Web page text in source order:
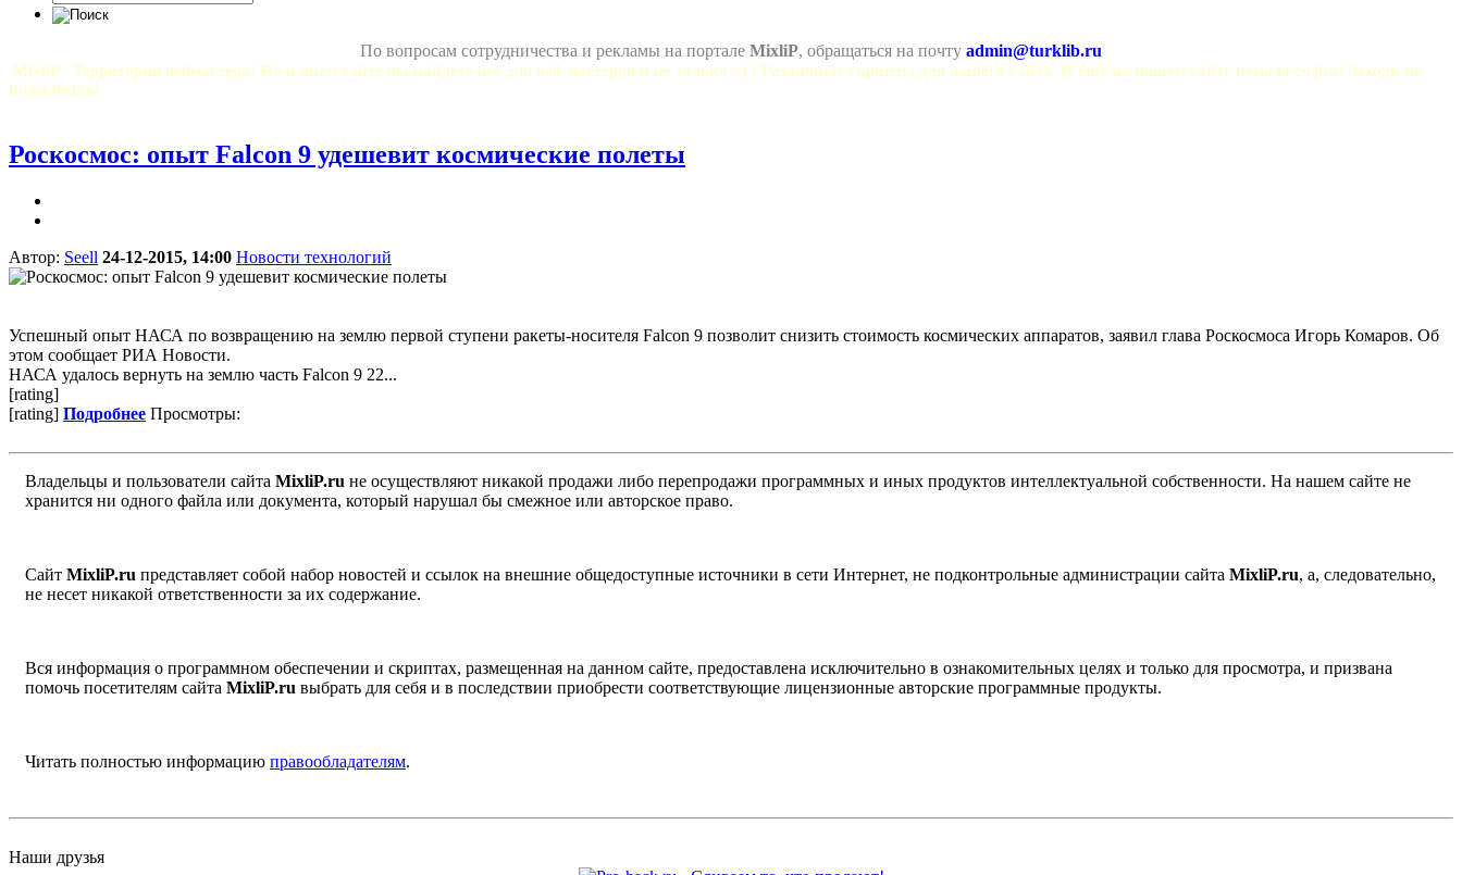
По вопросам сотрудничества и рекламы на портале MixliP, обращаться на почту admin@turklib.ru
MixliP - Территория вебмастера! На нашем сайте вы найдете все для веб-мастеров и не только =) ! Различные скрипты для вашего сайта. И еще на нашем сайте немало софта! Заходи не
пожалеешь!
Роскосмос: опыт Falcon 9 удешевит космические полеты
Автор: Seell 24-12-2015, 14:00 Новости технологий
Успешный опыт НАСА по возвращению на землю первой ступени ракеты-носителя Falcon 9 позволит снизить стоимость космических аппаратов, заявил глава Роскосмоса Игорь Комаров. Об
этом сообщает РИА Новости.
НАСА удалось вернуть на землю часть Falcon 9 22...
[rating]
[rating] Подробнее Просмотры:
Владельцы и пользователи сайта MixliP.ru не осуществляют никакой продажи либо перепродажи программных и иных продуктов интеллектуальной собственности. На нашем сайте не
хранится ни одного файла или документа, который нарушал бы смежное или авторское право.
Сайт MixliP.ru представляет собой набор новостей и ссылок на внешние общедоступные источники в сети Интернет, не подконтрольные администрации сайта MixliP.ru, а, следовательно,
не несет никакой ответственности за их содержание.
Вся информация о программном обеспечении и скриптах, размещенная на данном сайте, предоставлена исключительно в ознакомительных целях и только для просмотра, и призвана
помочь посетителям сайта MixliP.ru выбрать для себя и в последствии приобрести соответствующие лицензионные авторские программные продукты.
Читать полностью информацию правообладателям.
Наши друзья